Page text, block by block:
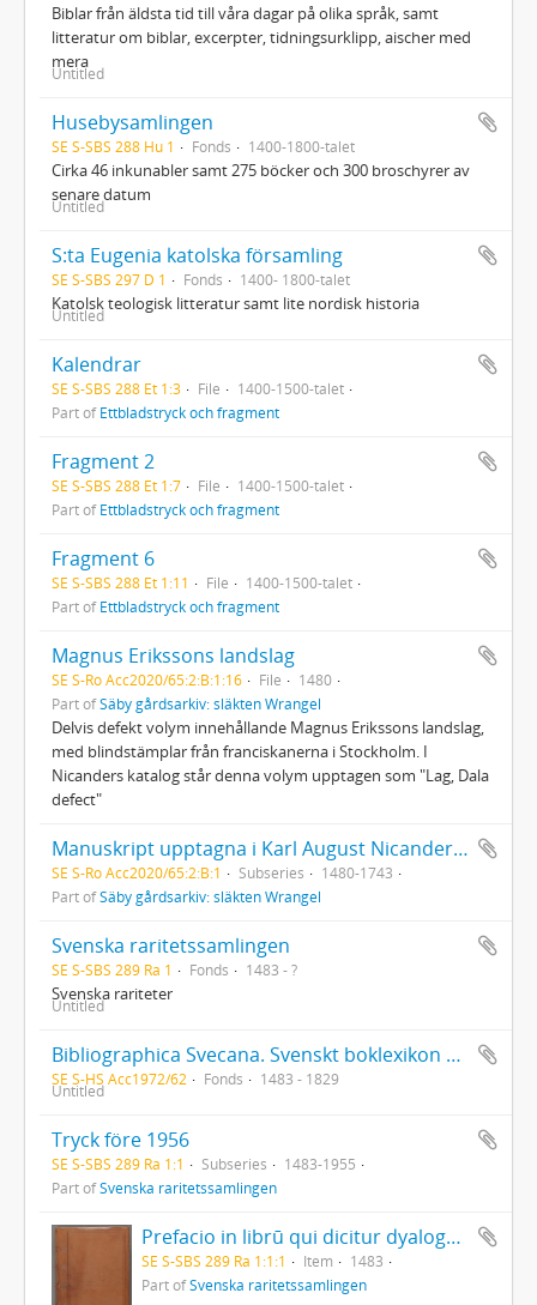
Biblar från äldsta tid till våra dagar på olika språk, samt
litteratur om biblar, excerpter, tidningsurklipp, aischer med
mera
Untitled
Husebysamlingen
SE S-SBS 288 Hu 1 Fonds 1400-1800-talet
Cirka 46 inkunabler samt 275 böcker och 300 broschyrer av
senare datum
Untitled
S:ta Eugenia katolska församling
SE S-SBS 297 D 1 Fonds 1400- 1800-talet
Katolsk teologisk litteratur samt lite nordisk historia
Untitled
Kalendrar
SE S-SBS 288 Et 1:3 File
1400-1500-talet
Part ofEttbladstryck och fragment
Fragment 2
SE S-SBS 288 Et 1:7 File
1400-1500-talet
Part ofEttbladstryck och fragment
Fragment 6
SE S-SBS 288 Et 1:11 File
1400-1500-talet
Part ofEttbladstryck och fragment
Magnus Erikssons landslag
SE S-Ro Acc2020/65:2:B:1:16 File
1480
Part ofSäby gårdsarkiv: släkten Wrangel
Delvis defekt volym innehållande Magnus Erikssons landslag,
med blindstämplar från franciskanerna i Stockholm. I
Nicanders katalog står denna volym upptagen som "Lag, Dala
defect"
Manuskript upptagna i Karl August Nicanders handskrivna katalog
SE S-Ro Acc2020/65:2:B:1 Subseries
1480-1743
Part ofSäby gårdsarkiv: släkten Wrangel
Svenska raritetssamlingen
SE S-SBS 289 Ra 1 Fonds 1483 - ?
Svenska rariteter
Untitled
Bibliographica Svecana. Svenskt boklexikon omfattande tiden från boktryckarkonstens uppkomst till och med 1829. Ca 25.000 kataloglappar med uppgifter hämtade ur Collijn, Bygdén och andra bibliografiska verk, även med antikvariatskataloger
SE S-HS Acc1972/62 Fonds 1483 - 1829
Untitled
Tryck före 1956
SE S-SBS 289 Ra 1:1 Subseries
1483-1955
Part ofSvenska raritetssamlingen
Prefacio in librū qui dicitur dyalogus creaturar[um] moralizatus omni materie morali iocundo et edificatiuo modo applicabilis. - 1483
SE S-SBS 289 Ra 1:1:1 Item
1483
Part ofSvenska raritetssamlingen